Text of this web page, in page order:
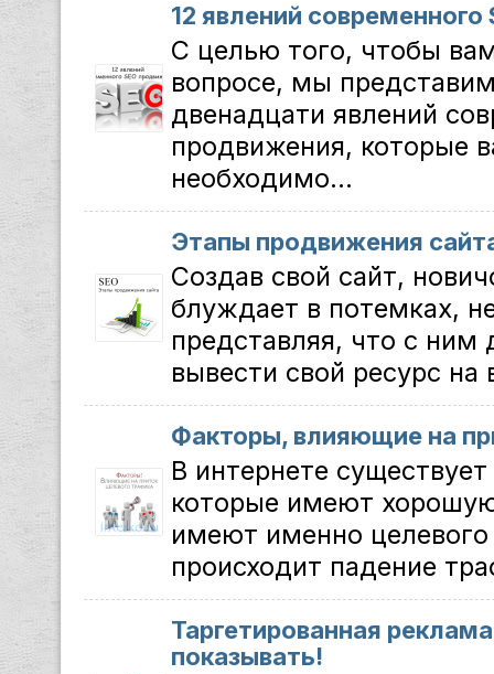
12 явлений
С целью того, чтобы
вопросе, мы
двенадцати явлений
продвижения, которые
необходимо...
Этапы продвижения
Создав свой сайт,
блуждает в потемках,
представляя, что с ним
вывести свой ресурс на
Факторы, влияющие на
В интернете
которые имеют
имеют именно целевого
происходит падение
Таргетированная
показывать!